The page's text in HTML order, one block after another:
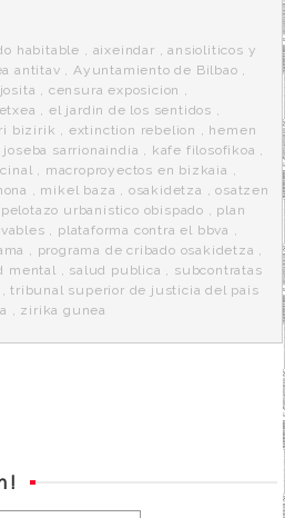
habitable , aixeindar ,ansioliticos y
antitav ,Ayuntamiento de Bilbao ,
, censura exposicion ,
,el jardin de los sentidos ,
bizirik , extinction rebelion , hemen
joseba sarrionaindia , kafe filosofikoa ,
, macroproyectos en bizkaia ,
, mikel baza , osakidetza ,osatzen
pelotazo urbanistico obispado , plan
, plataforma contra el bbva ,
, programa de cribado osakidetza ,
mental , salud publica , subcontratas
,tribunal superior de justicia del pais
, zirika gunea